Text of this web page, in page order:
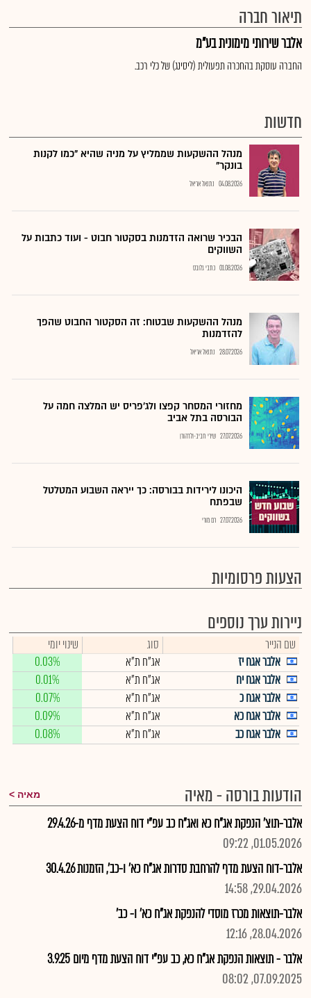
תיאור חברה
אלבר שירותי מימונית בע"מ
החברה עוסקת בהחכרה תפעולית (ליסינג) של כלי רכב.
חדשות
מנהל ההשקעות שממליץ על מניה שהיא "כמו לקנות
בונקר"
04.08.2026 נתנאל אריאל
הבכיר שרואה הזדמנות בסקטור חבוט - ועוד כתבות על
השווקים
01.08.2026 כתבי גלובס
מנהל ההשקעות שבטוח: זה הסקטור החבוט שהפך
להזדמנות
28.07.2026 נתנאל אריאל
מחזורי המסחר קפצו ולג'פריס יש המלצה חמה על
הבורסה בתל אביב
27.07.2026 שירי חביב-ולדהורן
היכונו לירידות בבורסה: כך ייראה השבוע המטלטל
שבפתח
27.07.2026 רם מורי
הצעות פרסומיות
ניירות ערך נוספים
שם הנייר סוג
שינוי יומי
אלבר אגח יז
אג"ח ת"א
0.03%
אלבר אגח יח
אג"ח ת"א
0.01%
אלבר אגח כ
אג"ח ת"א
0.07%
אלבר אגח כא
אג"ח ת"א
0.09%
אלבר אגח כב
אג"ח ת"א 0.08%
הודעות בורסה - מאיה מאיה
אלבר-תוצ' הנפקת אג"ח כא ואג"ח כב עפ"י דוח הצעת מדף מ-29.4.26
01.05.2026, 09:22
אלבר-דוח הצעת מדף להרחבת סדרות אג"ח כא' ו-כב', הזמנות 30.4.26
29.04.2026, 14:58
אלבר-תוצאות מכרז מוסדי להנפקת אג"ח כא' ו- כב'
28.04.2026, 12:16
אלבר - תוצאות הנפקת אג"ח כא, כב עפ"י דוח הצעת מדף מיום 3.9.25
07.09.2025, 08:02